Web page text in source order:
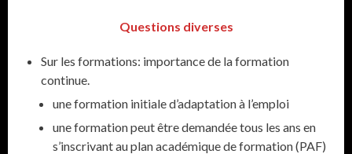
Questions diverses
Sur les formations: importance de la formation
continue.
une formation initiale d’adaptation à l’emploi
une formation peut être demandée tous les ans en
s’inscrivant au plan académique de formation (PAF)